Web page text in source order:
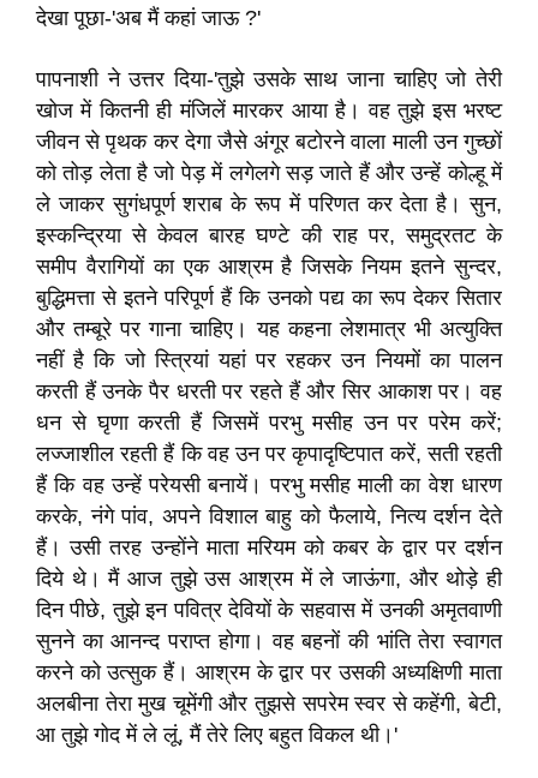
देखा पूछा-'अब मैं कहां जाऊ ?'
पापनाशी ने उत्तर दिया-'तुझे उसके साथ जाना चाहिए जो तेरी
खोज में कितनी ही मंजिलें मारकर आया है। वह तुझे इस भरष्ट
जीवन से पृथक कर देगा जैसे अंगूर बटोरने वाला माली उन गुच्छों
को तोड़ लेता है जो पेड़ में लगेलगे सड़ जाते हैं और उन्हें कोल्हू में
ले जाकर सुगंधपूर्ण शराब के रूप में परिणत कर देता है। सुन,
इस्कन्द्रिया से केवल बारह घण्टे की राह पर, समुद्रतट के
समीप वैरागियों का एक आश्रम है जिसके नियम इतने सुन्दर,
बुद्धिमत्ता से इतने परिपूर्ण हैं कि उनको पद्य का रूप देकर सितार
और तम्बूरे पर गाना चाहिए। यह कहना लेशमात्र भी अत्युक्ति
नहीं है कि जो स्त्रियां यहां पर रहकर उन नियमों का पालन
करती हैं उनके पैर धरती पर रहते हैं और सिर आकाश पर। वह
धन से घृणा करती हैं जिसमें परभु मसीह उन पर परेम करें;
लज्जाशील रहती हैं कि वह उन पर कृपादृष्टिपात करें, सती रहती
हैं कि वह उन्हें परेयसी बनायें। परभु मसीह माली का वेश धारण
करके, नंगे पांव, अपने विशाल बाहु को फैलाये, नित्य दर्शन देते
हैं। उसी तरह उन्होंने माता मरियम को कबर के द्वार पर दर्शन
दिये थे। मैं आज तुझे उस आश्रम में ले जाऊंगा, और थोड़े ही
दिन पीछे, तुझे इन पवित्र देवियों के सहवास में उनकी अमृतवाणी
सुनने का आनन्द पराप्त होगा। वह बहनों की भांति तेरा स्वागत
करने को उत्सुक हैं। आश्रम के द्वार पर उसकी अध्यक्षिणी माता
अलबीना तेरा मुख चूमेंगी और तुझसे सपरेम स्वर से कहेंगी, बेटी,
आ तुझे गोद में ले लूं, मैं तेरे लिए बहुत विकल थी।'